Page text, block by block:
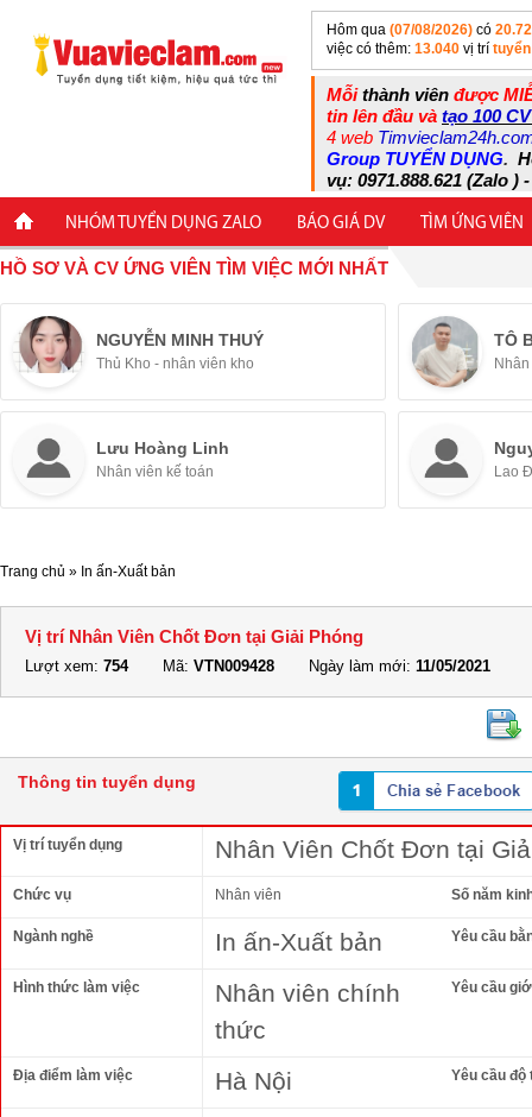
Hôm qua (07/08/2026) có
việc có thêm: 13.040 vị trí
Mỗithành viên được
tin lên đầu và tạo 100
4 web
Group TUYỂN DỤNG.
vụ: 0971.888.621 (Zalo )
NHÓM TUYỂN DỤNG ZALO BÁO GIÁ DV TÌM ỨNG VIÊN
HỒ SƠ VÀ CV ỨNG VIÊN TÌM VIỆC MỚI NHẤT
NGUYỄN MINH THUÝ
Thủ Kho - nhân viên kho
TÔ
Lưu Hoàng Linh
Nhân viên kế toán Lao
Trang chủ » In ấn-Xuất bản
Vị trí Nhân Viên Chốt Đơn tại Giải Phóng
Lượt xem: 754 Mã: VTN009428 Ngày làm mới: 11/05/2021
Thông tin tuyển dụng
Vị trí tuyển dụng Nhân Viên Chốt Đơn tại
Chức vụ Nhân viên Số năm
Ngành nghề In ấn-Xuất bản Yêu cầu
Hình thức làm việc
Nhân viên chính
thức
Yêu cầu
Địa điểm làm việc Hà Nội Yêu cầu độ